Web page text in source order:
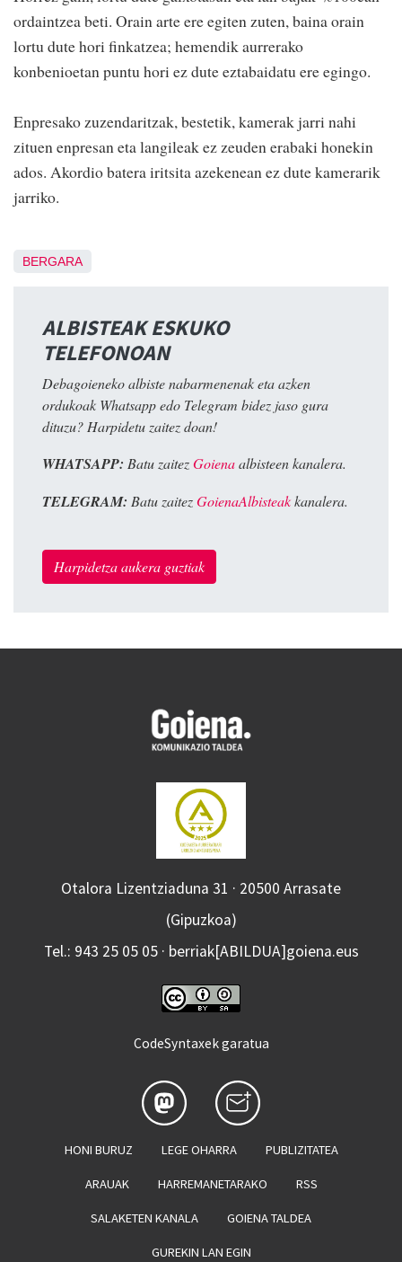
ordaintzea beti. Orain arte ere egiten zuten, baina orain
lortu dute hori finkatzea; hemendik aurrerako
konbenioetan puntu hori ez dute eztabaidatu ere egingo.
Enpresako zuzendaritzak, bestetik, kamerak jarri nahi
zituen enpresan eta langileak ez zeuden erabaki honekin
ados. Akordio batera iritsita azekenean ez dute kamerarik
jarriko.
BERGARA
ALBISTEAK ESKUKO
TELEFONOAN
Debagoieneko albiste nabarmenenak eta azken
ordukoak Whatsapp edo Telegram bidez jaso gura
dituzu? Harpidetu zaitez doan!
WHATSAPP: Batu zaitezGoienaalbisteen kanalera.
TELEGRAM: Batu zaitezGoienaAlbisteakkanalera.
Harpidetza aukera guztiak
Otalora Lizentziaduna 31 · 20500 Arrasate
(Gipuzkoa)
Tel.: 943 25 05 05 · berriak[ABILDUA]goiena.eus
CodeSyntaxek garatua
HONI BURUZ LEGE OHARRA PUBLIZITATEA
ARAUAK HARREMANETARAKO RSS
SALAKETEN KANALA GOIENA TALDEA
GUREKIN LAN EGIN